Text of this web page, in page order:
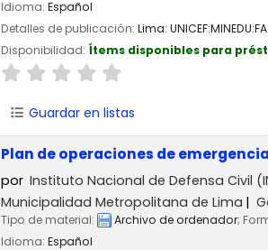
Idioma: Español
Detalles de publicación: Lima:
Disponibilidad: Ítems disponibles para
Guardar en listas
Plan de operaciones de
por Instituto Nacional de Defensa Civil
Municipalidad Metropolitana de Lima
Tipo de material: Archivo de ordenador;
Idioma: Español